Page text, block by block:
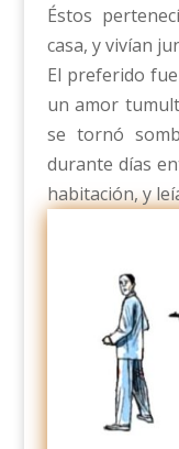
Éstos
casa, y vivían
El preferido
un amor
se tornó
durante días
habitación, y